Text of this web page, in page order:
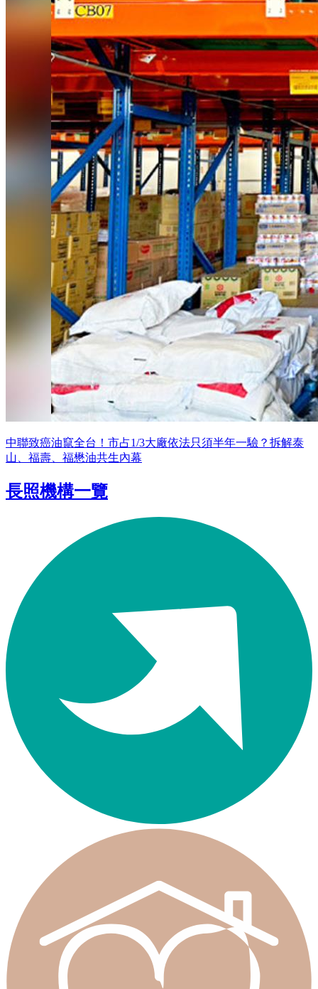
中聯致癌油竄全台！市占1/3大廠依法只須半年一驗？拆解泰
山、福壽、福懋油共生內幕
長照機構一覽